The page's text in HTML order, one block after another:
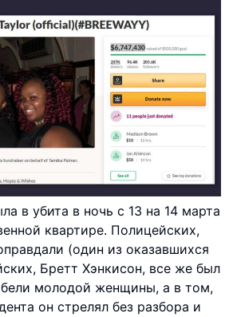
в убита в ночь с 13 на 14 марта
квартире. Полицейских,
(один из оказавшихся
Бретт Хэнкисон, все же был
молодой женщины, а в том,
он стрелял без разбора и